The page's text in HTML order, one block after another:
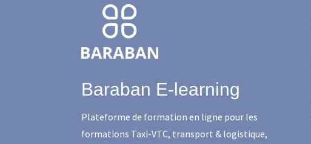
Baraban E-learning
Plateforme de formation en ligne pour les
formations Taxi-VTC, transport & logistique,